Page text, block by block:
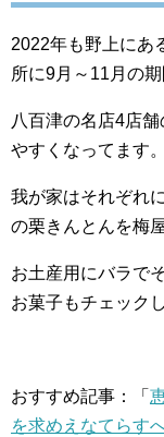
2022年も野上にあ
所に9月～11月の
八百津の名店4店
やすくなってます。
我が家はそれぞれ
の栗きんとんを梅
お土産用にバラで
お菓子もチェック
おすすめ記事：「
を求めえなてらす